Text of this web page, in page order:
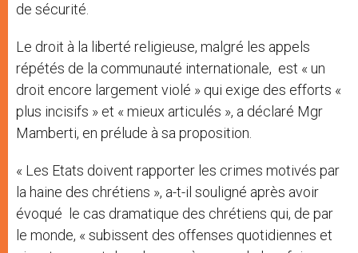
de sécurité.
Le droit à la liberté religieuse, malgré les appels
répétés de la communauté internationale, est « un
droit encore largement violé » qui exige des efforts «
plus incisifs » et « mieux articulés », a déclaré Mgr
Mamberti, en prélude à sa proposition.
« Les Etats doivent rapporter les crimes motivés par
la haine des chrétiens », a-t-il souligné après avoir
évoqué le cas dramatique des chrétiens qui, de par
le monde, « subissent des offenses quotidiennes et